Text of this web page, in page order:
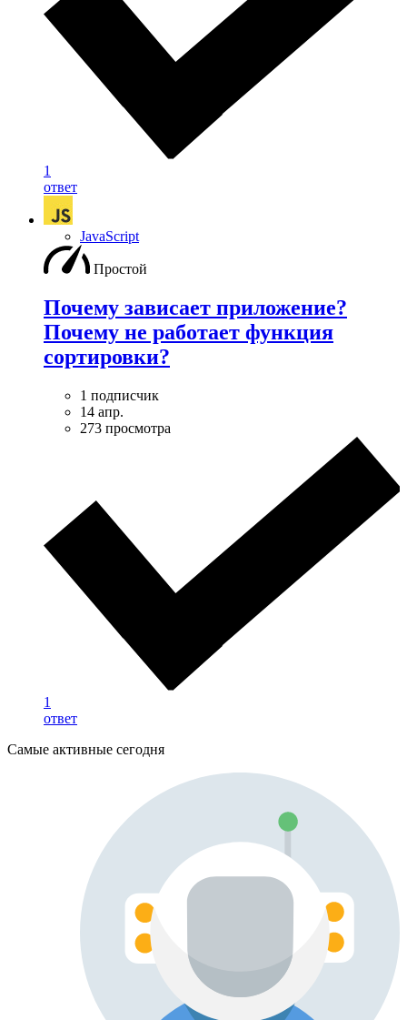
1
ответ
JavaScript
Простой
Почему зависает приложение?
Почему не работает функция
сортировки?
1 подписчик
14 апр.
273 просмотра
1
ответ
Самые активные сегодня